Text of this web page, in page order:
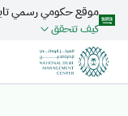
تخطي إلى المحتوى
موقع حكومي رسمي
كيف تتحقق